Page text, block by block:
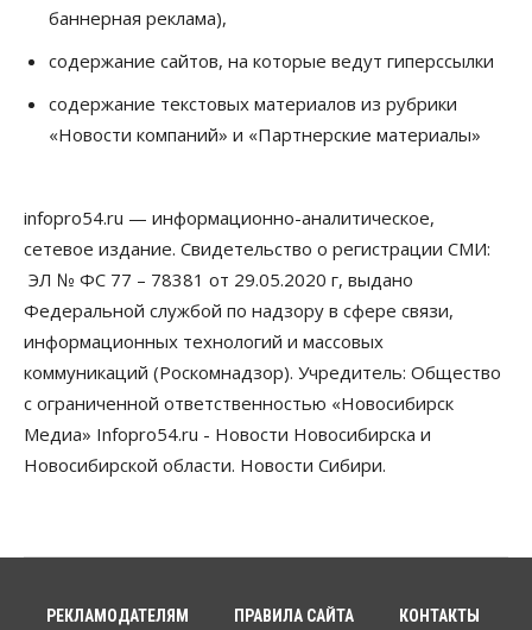
Общество
на выходных
Общество
Общество
Деньгами будут распоряжаться дети: в десяти
школах Новосибирской области введут
инициативное бюджетирование
07 Августа 2026, 11:00
Общество
В Новосибирске руководителя отдела полиции
заключили под стражу
07 Августа 2026, 10:15
Бизнес Право&Порядок
баннерная реклама),
содержание сайтов, на которые ведут гиперссылки
содержание текстовых материалов из рубрики
«Новости компаний» и «Партнерские материалы»
infopro54.ru — информационно-аналитическое,
сетевое издание. Свидетельство о регистрации СМИ:
ЭЛ № ФС 77 – 78381 от 29.05.2020 г, выдано
Федеральной службой по надзору в сфере связи,
информационных технологий и массовых
коммуникаций (Роскомнадзор). Учредитель: Общество
с ограниченной ответственностью «Новосибирск
Медиа» Infopro54.ru - Новости Новосибирска и
Новосибирской области. Новости Сибири.
РЕКЛАМОДАТЕЛЯМ ПРАВИЛА САЙТА КОНТАКТЫ